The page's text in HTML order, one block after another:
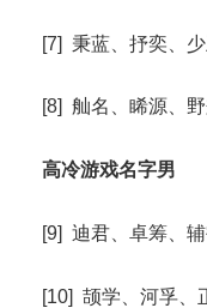
[7] 秉蓝、抒奕、
[8] 舢名、睎源、
高冷游戏名字男
[9] 迪君、卓筹、
[10] 颉学、河孚、